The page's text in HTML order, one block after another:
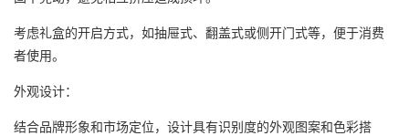
考虑礼盒的开启方式，如抽屉式、翻盖式或侧开门式等，便于消费
者使用。
外观设计：
结合品牌形象和市场定位，设计具有识别度的外观图案和色彩搭